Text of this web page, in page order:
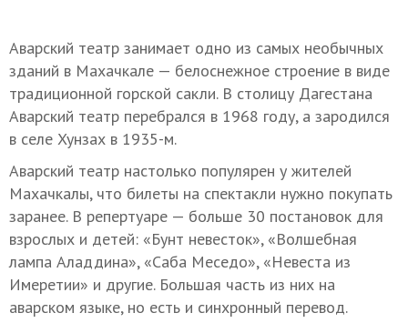
Аварский театр занимает одно из самых необычных
зданий в Махачкале — белоснежное строение в виде
традиционной горской сакли. В столицу Дагестана
Аварский театр перебрался в 1968 году, а зародился
в селе Хунзах в 1935-м.
Аварский театр настолько популярен у жителей
Махачкалы, что билеты на спектакли нужно покупать
заранее. В репертуаре — больше 30 постановок для
взрослых и детей: «Бунт невесток», «Волшебная
лампа Аладдина», «Саба Меседо», «Невеста из
Имеретии» и другие. Большая часть из них на
аварском языке, но есть и синхронный перевод.